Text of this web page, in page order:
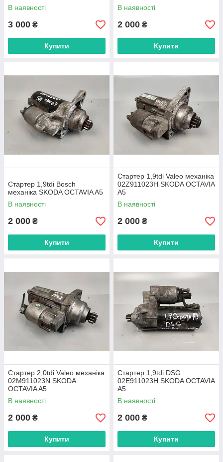
В наявності
3 000 ₴
Купити
В наявності
2 000 ₴
Купити
Стартер 1,9tdi Bosch
механіка SKODA OCTAVIA A5
В наявності
2 000 ₴
Купити
Стартер 1,9tdi Valeo механіка
02Z911023H SKODA OCTAVIA
A5
В наявності
2 000 ₴
Купити
Стартер 2,0tdi Valeo механіка
02M911023N SKODA
OCTAVIA A5
В наявності
2 000 ₴
Купити
Стартер 1,9tdi DSG
02E911023H SKODA OCTAVIA
A5
В наявності
2 000 ₴
Купити